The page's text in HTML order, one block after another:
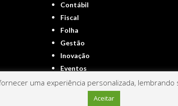
Contábil
Fiscal
Folha
Gestão
Inovação
Eventos
Portal ContNews © 2022 – Todos os direitos reservados |
uma experiência personalizada,
Aceitar